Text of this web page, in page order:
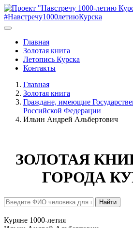
#Навстречу1000летиюКурска
Главная
Золотая книга
Летопись Курска
Контакты
Главная
Золотая книга
Граждане, имеющие
Российской Федерации
Ильин Андрей Альбертович
ЗОЛОТАЯ
ГОРОДА
Найти
Куряне 1000-летия